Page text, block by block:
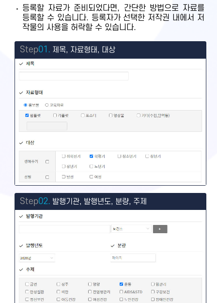
등록할 자료가 준비되었다면, 간단한 방법으로 자료를
등록할 수 있습니다. 등록자가 선택한 저작권 내에서 저
작물의 사용을 허락할 수 있습니다.
Step01. 제목, 자료형태, 대상
Step02. 발행기관, 발행년도, 분량, 주제